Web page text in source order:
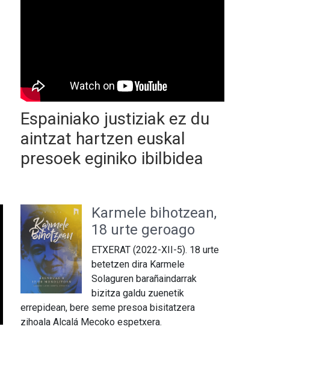
Espainiako justiziak ez du
aintzat hartzen euskal
presoek eginiko ibilbidea
Karmele bihotzean,
18 urte geroago
ETXERAT (2022-XII-5). 18 urte
betetzen dira Karmele
Solaguren barañaindarrak
bizitza galdu zuenetik
errepidean, bere seme presoa bisitatzera
zihoala Alcalá Mecoko espetxera.